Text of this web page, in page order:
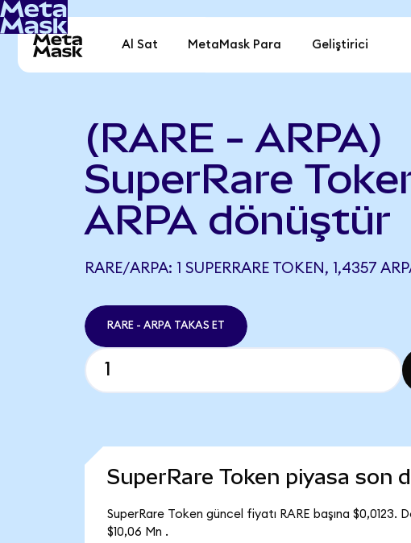
Al Sat MetaMask Para Geliştirici
(RARE - ARPA)
SuperRare
ARPA dönüştür
RARE/ARPA: 1 SUPERRARE TOKEN, 1,4357
RARE - ARPA TAKAS ET
SuperRare Token piyasa son
SuperRare Token güncel fiyatı RARE başına $0,0123.
$10,06 Mn .